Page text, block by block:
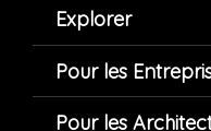
Explorer
Pour les
Pour les